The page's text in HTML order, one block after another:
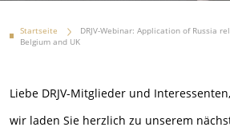
Startseite
DRJV-Webinar: Application of Russia
Belgium and UK
Liebe DRJV-Mitglieder und Interessenten,
wir laden Sie herzlich zu unserem